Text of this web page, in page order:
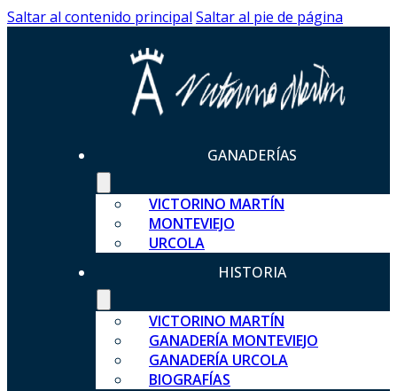
Saltar al contenido principal Saltar al pie de página
GANADERÍAS
VICTORINO MARTÍN
MONTEVIEJO
URCOLA
HISTORIA
VICTORINO MARTÍN
GANADERÍA MONTEVIEJO
GANADERÍA URCOLA
BIOGRAFÍAS